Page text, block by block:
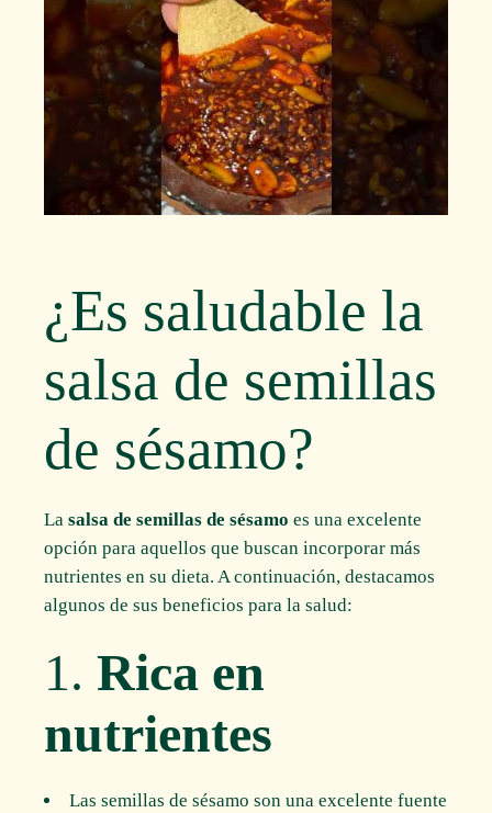
¿Es saludable la
salsa de semillas
de sésamo?
Lasalsa de semillas de sésamo es una excelente
opción para aquellos que buscan incorporar más
nutrientes en su dieta. A continuación, destacamos
algunos de sus beneficios para la salud:
1.Rica en
nutrientes
Las semillas de sésamo son una excelente fuente